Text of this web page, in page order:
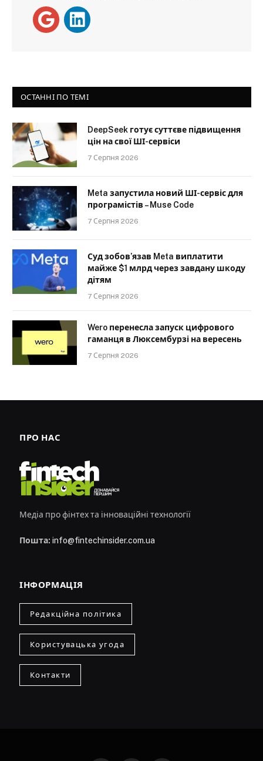
ОСТАННІ ПО ТЕМІ
DeepSeek готує суттєве підвищення
цін на свої ШІ-сервіси
7 Серпня 2026
Meta запустила новий ШІ-сервіс для
програмістів – Muse Code
7 Серпня 2026
Суд зобов’язав Meta виплатити
майже $1 млрд через завдану шкоду
дітям
7 Серпня 2026
Wero перенесла запуск цифрового
гаманця в Люксембурзі на вересень
7 Серпня 2026
ПРО НАС
Медіа про фінтех та інноваційні технології
Пошта: info@fintechinsider.com.ua
ІНФОРМАЦІЯ
Редакційна політика
Користувацька угода
Контакти